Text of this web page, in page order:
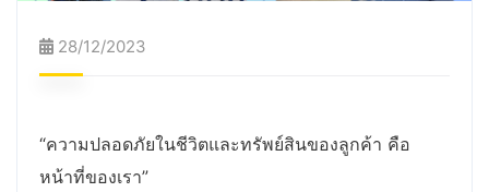
28/12/2023
“ความปลอดภัยในชีวิตและทรัพย์สินของลูกค้า คือ
หน้าที่ของเรา”